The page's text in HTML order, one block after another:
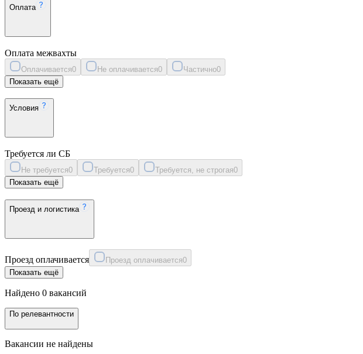
Оплата
Оплата межвахты
Оплачивается0 Не оплачивается0 Частично0
Показать ещё
Условия
Требуется ли СБ
Не требуется0 Требуется0 Требуется, не строгая0
Показать ещё
Проезд и логистика
Проезд оплачивается Проезд оплачивается0
Показать ещё
Найдено 0 вакансий
По релевантности
Вакансии не найдены